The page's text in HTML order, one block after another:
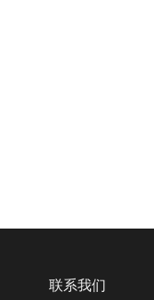
联系我们